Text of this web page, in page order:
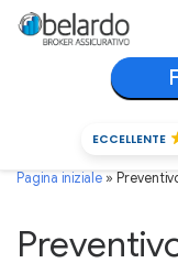
Passa al contenuto
ECCELLENTE
Pagina iniziale »